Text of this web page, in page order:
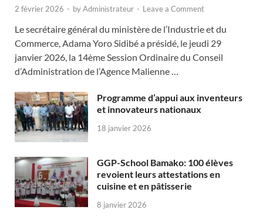
2 février 2026 - byAdministrateur - Leave a Comment
Le secrétaire général du ministère de l’Industrie et du
Commerce, Adama Yoro Sidibé a présidé, le jeudi 29
janvier 2026, la 14ème Session Ordinaire du Conseil
d’Administration de l’Agence Malienne …
Programme d’appui aux inventeurs
et innovateurs nationaux
18 janvier 2026
GGP-School Bamako: 100 élèves
revoient leurs attestations en
cuisine et en pâtisserie
8 janvier 2026